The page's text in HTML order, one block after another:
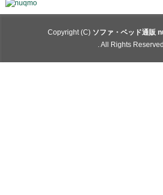
Copyright (C) ソファ・ベッド通販
. All Rights Reserved.